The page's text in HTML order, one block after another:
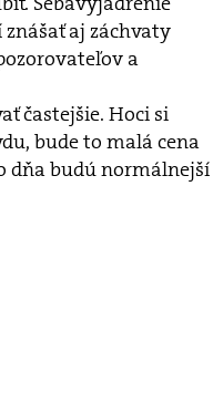
aj záchvaty
a
častejšie. Hoci si
bude to malá cena
dňa budú normálnejší